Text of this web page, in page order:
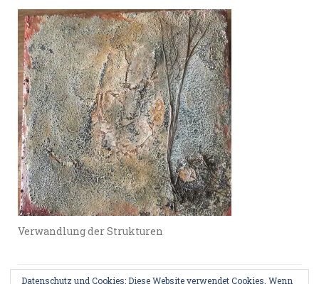
Verwandlung der Strukturen
Datenschutz und Cookies: Diese Website verwendet Cookies. Wenn